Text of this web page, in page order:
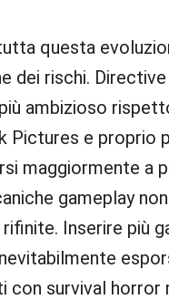
questa
dei rischi.
ambizioso
Pictures e proprio
maggiormente a
gameplay non
Inserire più
con survival horror